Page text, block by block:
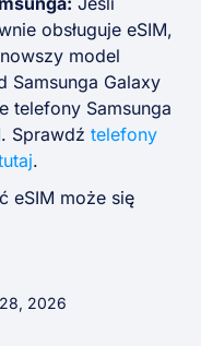
obsługuje eSIM,
model
Samsunga Galaxy
telefony Samsunga
Sprawdź telefony
.
eSIM może się
2026